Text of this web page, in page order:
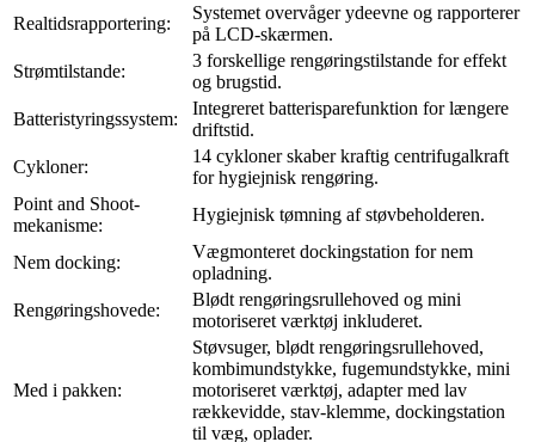
Realtidsrapportering:
Systemet overvåger ydeevne og rapporterer
på LCD-skærmen.
Strømtilstande:
3 forskellige rengøringstilstande for effekt
og brugstid.
Batteristyringssystem:
Integreret batterisparefunktion for længere
driftstid.
Cykloner:
14 cykloner skaber kraftig centrifugalkraft
for hygiejnisk rengøring.
Point and Shoot-
mekanisme:
Hygiejnisk tømning af støvbeholderen.
Nem docking:
Vægmonteret dockingstation for nem
opladning.
Rengøringshovede:
Blødt rengøringsrullehoved og mini
motoriseret værktøj inkluderet.
Med i pakken:
Støvsuger, blødt rengøringsrullehoved,
kombimundstykke, fugemundstykke, mini
motoriseret værktøj, adapter med lav
rækkevidde, stav-klemme, dockingstation
til væg, oplader.